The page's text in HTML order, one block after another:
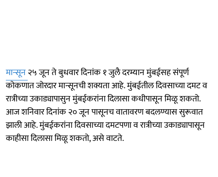
मान्सून२५ जून ते बुधवार दिनांक १ जुलै दरम्यान मुंबईसह संपूर्ण
कोकणात जोरदार मान्सूनची शक्यता आहे. मुंबईतील दिवसाच्या दमट व
रात्रीच्या उकाड्यापासुन मुंबईकरांना दिलासा कधीपासून मिळू शकतो.
आज शनिवार दिनांक २० जून पासूनच वातावरण बदलण्यास सुरूवात
झाली आहे. मुंबईकरांना दिवसाच्या दमटपणा व रात्रीच्या उकाड्यापासून
काहीसा दिलासा मिळू शकतो, असे वाटते.